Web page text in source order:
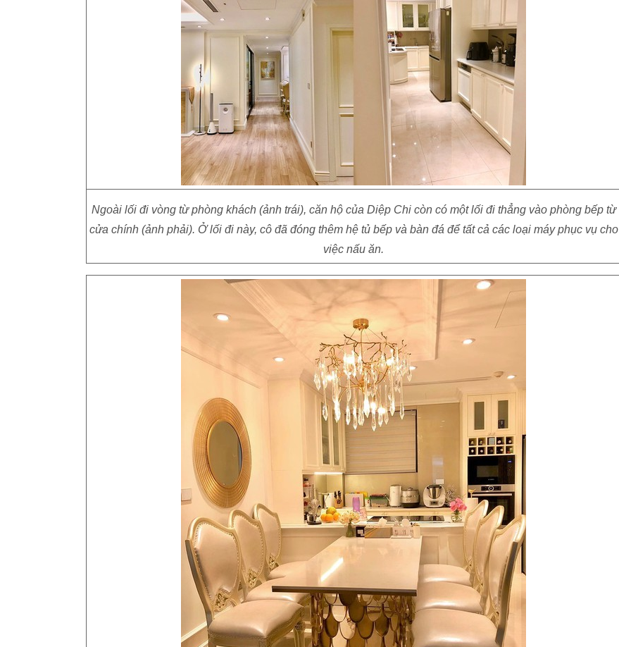
Ngoài lối đi vòng từ phòng khách (ảnh trái), căn hộ của Diệp Chi còn có một lối đi thẳng vào phòng bếp từ
cửa chính (ảnh phải). Ở lối đi này, cô đã đóng thêm hệ tủ bếp và bàn đá để tất cả các loại máy phục vụ cho
việc nấu ăn.